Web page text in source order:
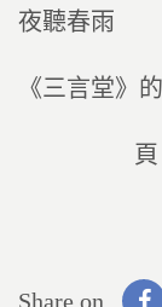
夜聽春雨
《三言堂》
Share on